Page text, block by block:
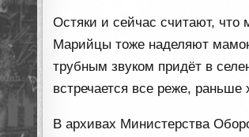
Остяки и сейчас считают, что
Марийцы тоже наделяют
трубным звуком придёт в
встречается все реже,
В архивах Министерства